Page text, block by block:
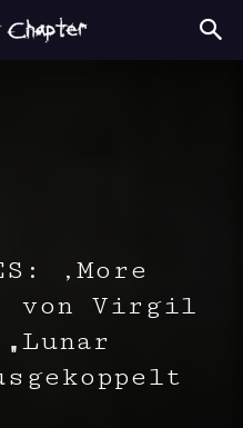
‚More
von Virgil